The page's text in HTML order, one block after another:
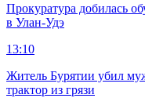
Прокуратура добилась
в Улан-Удэ
13:10
Житель Бурятии убил
трактор из грязи